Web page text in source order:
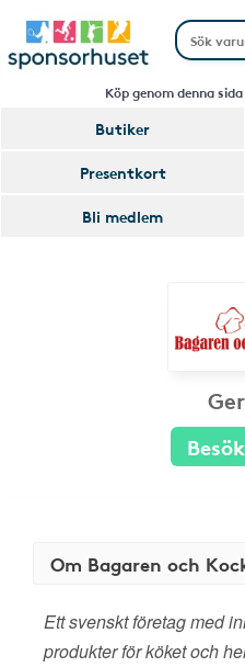
Köp genom denna
Butiker
Presentkort
Bli medlem
Om Bagaren och
Ett svenskt företag med
produkter för köket och